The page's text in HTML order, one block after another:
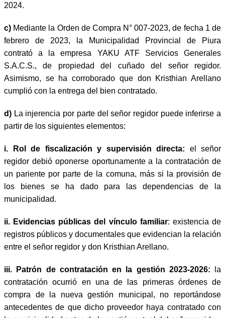
2024.
c) Mediante la Orden de Compra N° 007-2023, de fecha 1 de
febrero de 2023, la Municipalidad Provincial de Piura
contrató a la empresa YAKU ATF Servicios Generales
S.A.C.S., de propiedad del cuñado del señor regidor.
Asimismo, se ha corroborado que don Kristhian Arellano
cumplió con la entrega del bien contratado.
d) La injerencia por parte del señor regidor puede inferirse a
partir de los siguientes elementos:
i. Rol de fiscalización y supervisión directa: el señor
regidor debió oponerse oportunamente a la contratación de
un pariente por parte de la comuna, más si la provisión de
los bienes se ha dado para las dependencias de la
municipalidad.
ii. Evidencias públicas del vínculo familiar: existencia de
registros públicos y documentales que evidencian la relación
entre el señor regidor y don Kristhian Arellano.
iii. Patrón de contratación en la gestión 2023-2026: la
contratación ocurrió en una de las primeras órdenes de
compra de la nueva gestión municipal, no reportándose
antecedentes de que dicho proveedor haya contratado con